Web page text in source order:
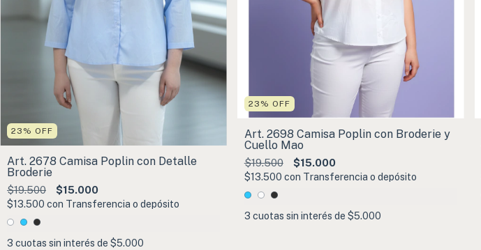
23 % OFF
Art. 2678 Camisa Poplin con Detalle
Broderie
$19.500 $15.000
$13.500 con Transferencia o depósito
3 cuotas sin interés de $5.000
23 % OFF
Art. 2698 Camisa Poplin con Broderie y
Cuello Mao
$19.500 $15.000
$13.500 con Transferencia o depósito
3 cuotas sin interés de $5.000